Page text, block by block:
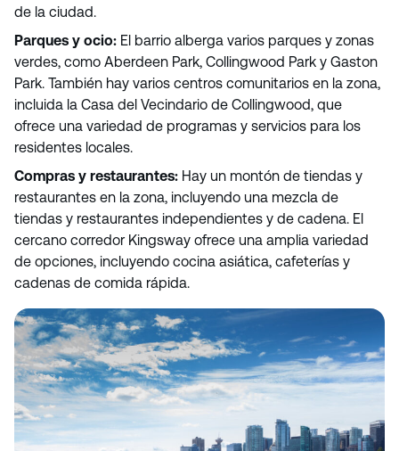
de la ciudad.
Parques y ocio: El barrio alberga varios parques y zonas
verdes, como Aberdeen Park, Collingwood Park y Gaston
Park. También hay varios centros comunitarios en la zona,
incluida la Casa del Vecindario de Collingwood, que
ofrece una variedad de programas y servicios para los
residentes locales.
Compras y restaurantes: Hay un montón de tiendas y
restaurantes en la zona, incluyendo una mezcla de
tiendas y restaurantes independientes y de cadena. El
cercano corredor Kingsway ofrece una amplia variedad
de opciones, incluyendo cocina asiática, cafeterías y
cadenas de comida rápida.